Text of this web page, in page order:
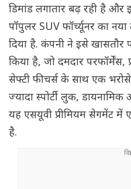
डिमांड लगातार बढ़ रही है और
पॉपुलर SUV फॉर्च्यूनर का
दिया है. कंपनी ने इसे खासतौर
किया है, जो दमदार परफॉर्मेंस,
सेफ्टी फीचर्स के साथ एक
ज्यादा स्पोर्टी लुक,
यह एसयूवी प्रीमियम सेगमेंट
है.